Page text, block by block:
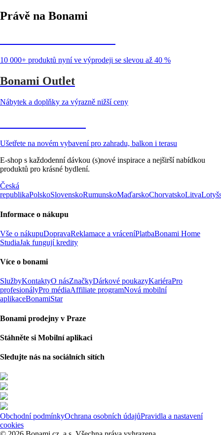
Právě na Bonami
10 000+ produktů nyní ve výprodeji se slevou až 40 %
Bonami Outlet
Nábytek a doplňky za výrazně nižší ceny
Ušetřete na novém vybavení pro zahradu, balkon i terasu
E-shop s každodenní dávkou (s)nové inspirace a nejširší nabídkou
produktů pro krásné bydlení.
Česká
republikaPolskoSlovenskoRumunskoMaďarskoChorvatskoLitva
Informace o nákupu
Vše o nákupuDopravaReklamace a vráceníPlatbaBonami Home
StudiaJak fungují kredity
Více o bonami
SlužbyKontaktyO násZnačkyDárkové poukazyKariéraPro
profesionályPro médiaAffiliate programNová mobilní
aplikaceBonamiStar
Bonami prodejny v Praze
Stáhněte si Mobilní aplikaci
Sledujte nás na sociálních sítích
Obchodní podmínkyOchrana osobních údajůPravidla a nastavení
cookies